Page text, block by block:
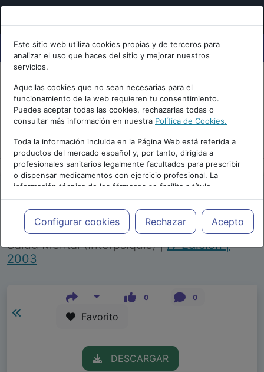
Este sitio web utiliza cookies propias y de terceros para
analizar el uso que haces del sitio y mejorar nuestros
servicios.
Aquellas cookies que no sean necesarias para el
funcionamiento de la web requieren tu consentimiento.
Puedes aceptar todas las cookies, rechazarlas todas o
consultar más información en nuestra Política de Cookies.
Toda la información incluida en la Página Web está referida a
productos del mercado español y, por tanto, dirigida a
profesionales sanitarios legalmente facultados para prescribir
o dispensar medicamentos con ejercicio profesional. La
información técnica de los fármacos se facilita a título
meramente informativo, siendo responsabilidad de los
profesionales facultados prescribir medicamentos y decidir, en
cada caso concreto, el tratamiento más adecuado a las
necesidades del paciente.
Configurar cookies Rechazar Acepto
Repositorio de Artículos |Congreso Virtual
Internacional de Psiquiatría, Psicología y
Salud Mental (Interpsiquis)|IV Edición |
2003
0 0
Favorito
DESCARGAR